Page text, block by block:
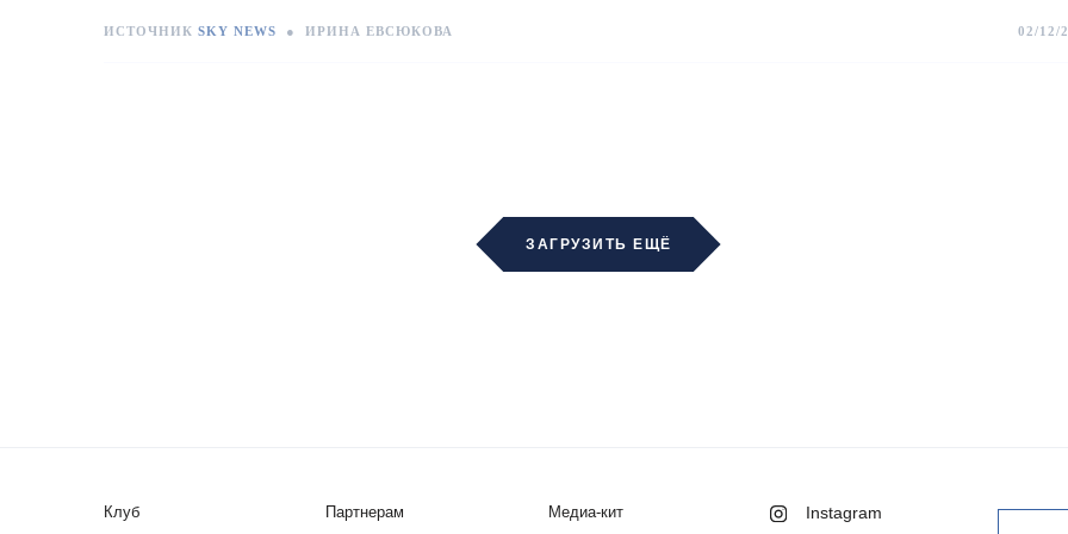
ИСТОЧНИК SKY NEWS ● ИРИНА ЕВСЮКОВА 02/12/
ЗАГРУЗИТЬ ЕЩЁ
Клуб Партнерам Медиа-кит Instagram